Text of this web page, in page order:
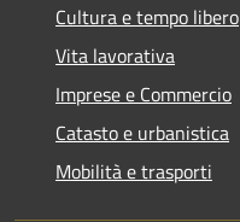
Cultura e tempo libero
Vita lavorativa
Imprese e Commercio
Catasto e urbanistica
Mobilità e trasporti